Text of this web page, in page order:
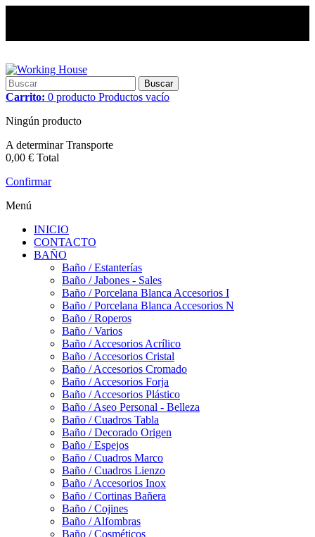
Buscar
Carrito: 0 producto Productos vacío
Ningún producto
A determinarTransporte
0,00 € Total
Confirmar
Menú
INICIO
CONTACTO
BAÑO
Baño / Estanterías
Baño / Jabones - Sales
Baño / Porcelana Blanca Accesorios I
Baño / Porcelana Blanca Accesorios N
Baño / Roperos
Baño / Varios
Baño / Accesorios Acrílico
Baño / Accesorios Cristal
Baño / Accesorios Cromado
Baño / Accesorios Forja
Baño / Accesorios Plástico
Baño / Aseo Personal - Belleza
Baño / Cuadros Tabla
Baño / Decorado Origen
Baño / Espejos
Baño / Cuadros Marco
Baño / Cuadros Lienzo
Baño / Accesorios Inox
Baño / Cortinas Bañera
Baño / Cojines
Baño / Alfombras
Baño / Cosméticos